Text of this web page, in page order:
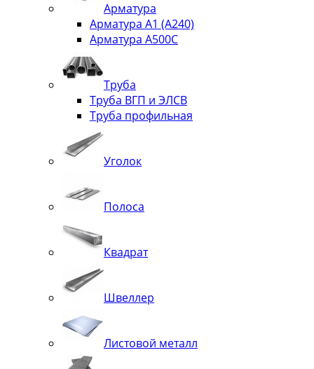
Арматура
Арматура А1 (А240)
Арматура А500С
Труба
Труба ВГП и ЭЛСВ
Труба профильная
Уголок
Полоса
Квадрат
Швеллер
Листовой металл